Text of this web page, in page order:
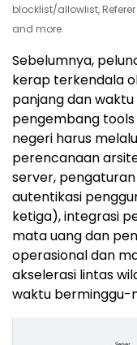
blocklist/allowlist,
and more
Sebelumnya,
kerap terkendala
panjang dan
pengembang
negeri harus
perencanaan
server, pengaturan
autentikasi
ketiga), integrasi
mata uang dan
operasional dan
akselerasi lintas
waktu berminggu-